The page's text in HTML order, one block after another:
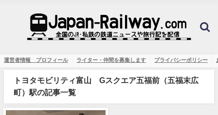
運営者情報 プロフィール ライター・仲間を募集します プライバシーポリシー
トヨタモビリティ富山 Gスクエア五福前（五福末広
町）駅の記事一覧